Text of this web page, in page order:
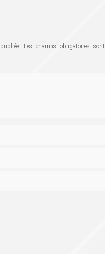
Les champs obligatoires sont